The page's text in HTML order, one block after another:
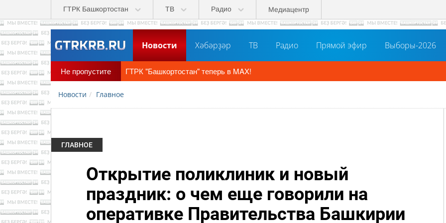
Перейти к основному содержанию
ГТРК Башкортостан ТВ Радио Медиацентр
Новости Хәбәрҙәр ТВ Радио Прямой эфир Выборы-2026
Не пропустите ГТРК "Башкортостан" теперь в MAX!
Новости Главное
ГЛАВНОЕ
Открытие поликлиник и новый
праздник: о чем еще говорили на
оперативке Правительства Башкирии